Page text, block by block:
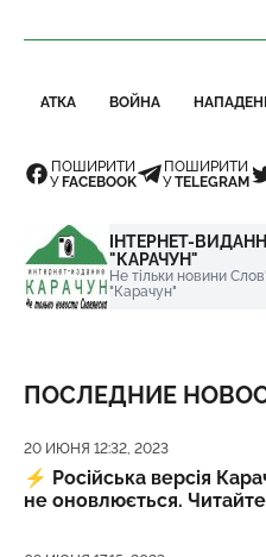
АТКА ВОЙНА
ПОШИРИТИ
УFACEBOOK
ПОШИРИТИ
УTELEGRAM
ІНТЕРНЕТ-
"КАРАЧУН"
Не тільки новини
"Карачун"
ПОСЛЕДНИЕ
Дата публикации
20 ИЮНЯ 12:32, 2023
⚡️ Російська версія
не оновлюється.